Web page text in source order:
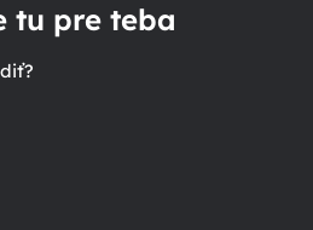
tu pre teba